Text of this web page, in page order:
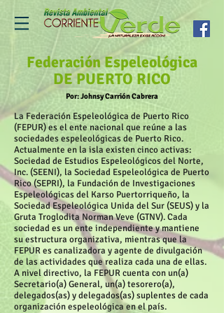
Federación Espeleológica
DE PUERTO RICO
Por: Johnsy Carrión Cabrera
La Federación Espeleológica de Puerto Rico
(FEPUR) es el ente nacional que reúne a las
sociedades espeleológicas de Puerto Rico.
Actualmente en la isla existen cinco activas:
Sociedad de Estudios Espeleológicos del Norte,
Inc. (SEENI), la Sociedad Espeleológica de Puerto
Rico (SEPRI), la Fundación de Investigaciones
Espeleológicas del Karso Puertorriqueño, la
Sociedad Espeleológica Unida del Sur (SEUS) y la
Gruta Troglodita Norman Veve (GTNV). Cada
sociedad es un ente independiente y mantiene
su estructura organizativa, mientras que la
FEPUR es canalizadora y agente de divulgación
de las actividades que realiza cada una de ellas.
A nivel directivo, la FEPUR cuenta con un(a)
Secretario(a) General, un(a) tesorero(a),
delegados(as) y delegados(as) suplentes de cada
organización espeleológica en el país.